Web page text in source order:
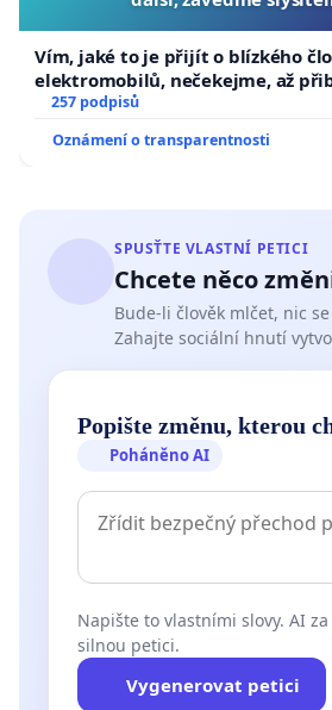
Vím, jaké to je přijít o blízkého
elektromobilů, nečekejme, až
zaveďme slyšitelná auta!
257 podpisů
Oznámení o transparentnosti
SPUSŤTE VLASTNÍ PETICI
Chcete něco
Bude-li člověk mlčet, nic
Zahajte sociální hnutí
Popište změnu, kterou
Poháněno AI
Napište to vlastními slovy. AI
silnou petici.
Vygenerovat petici